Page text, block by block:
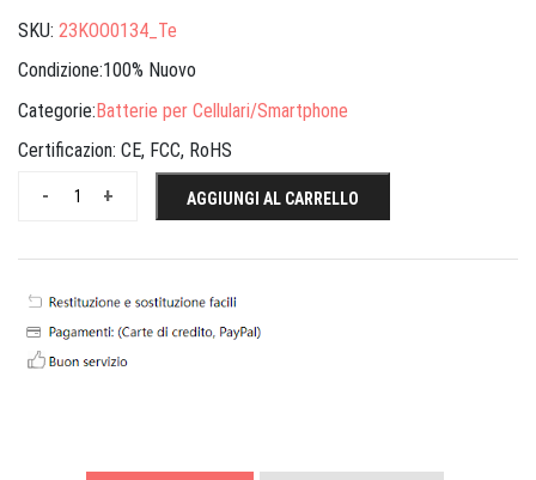
SKU: 23KOO0134_Te
Condizione:100% Nuovo
Categorie:Batterie per Cellulari/Smartphone
Certificazion: CE, FCC, RoHS
+
- AGGIUNGI AL CARRELLO